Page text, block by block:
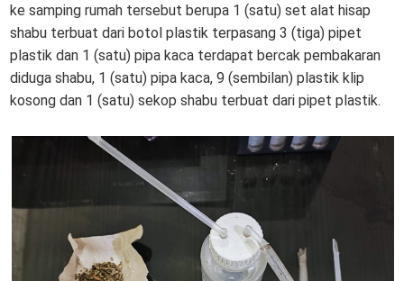
ke samping rumah tersebut berupa 1 (satu) set alat hisap
shabu terbuat dari botol plastik terpasang 3 (tiga) pipet
plastik dan 1 (satu) pipa kaca terdapat bercak pembakaran
diduga shabu, 1 (satu) pipa kaca, 9 (sembilan) plastik klip
kosong dan 1 (satu) sekop shabu terbuat dari pipet plastik.